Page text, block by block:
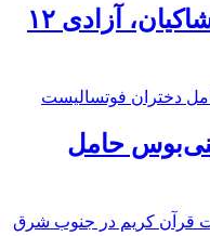
بخشش ۸ میلیارد تومانی شاکیان، آزادی ۱۲
حامل